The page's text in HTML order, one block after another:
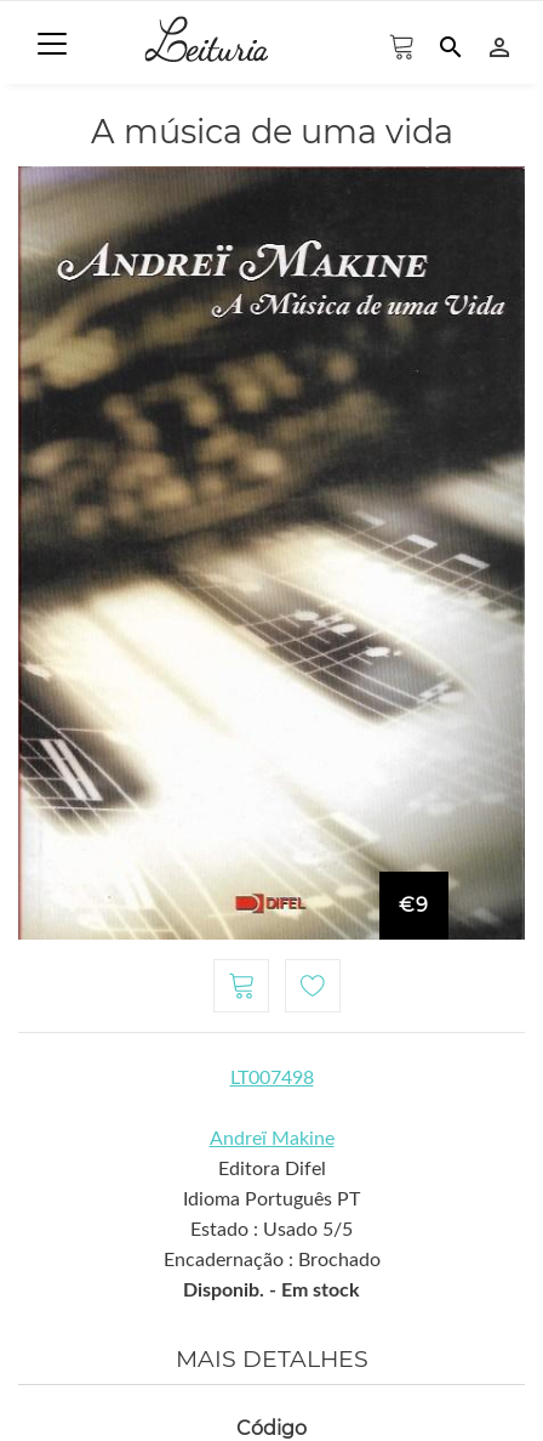
search person_outline
A música de uma vida
€9
LT007498
Andreï Makine
Editora Difel
Idioma Português PT
Estado : Usado 5/5
Encadernação : Brochado
Disponib. - Em stock
MAIS DETALHES
Código